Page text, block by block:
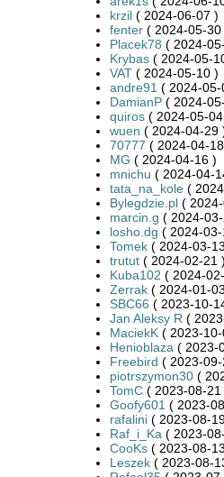
krzil( 2024-06-07 )
fenter( 2024-05-30
Placek78 ( 2024-
Krybas( 2024-05-
VAT( 2024-05-10 )
andre91 ( 2024-05-
DamianP( 2024-
quiros( 2024-05-
wuen ( 2024-04-29
70777 ( 2024-04-
MG ( 2024-04-16 )
mnichu ( 2024-04-
tata_na_kole(
Bylegdzie.pl( 2024-
marcin.g ( 2024-
losho.dg ( 2024-
Tomek( 2024-03-
trutut( 2024-02-21 )
Kuba102 ( 2024-
Zerrak( 2024-01-
SBC66 ( 2023-10-
Jan Aleksy R (
MaciekK( 2023-10-
Henioblaza ( 2023-
Freebird ( 2023-
piotrszymon30(
TomC( 2023-08-21
Goofy601 ( 2023-
rafalini( 2023-08-
Raf_i_Ka ( 2023-
CooKs( 2023-08-
Leszek( 2023-08-